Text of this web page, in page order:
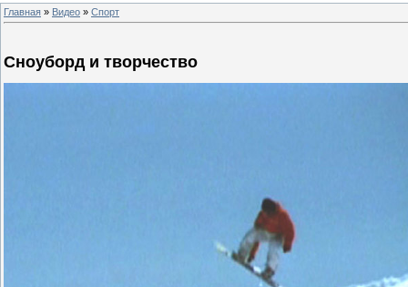
Главная » Видео » Спорт
Сноуборд и творчество